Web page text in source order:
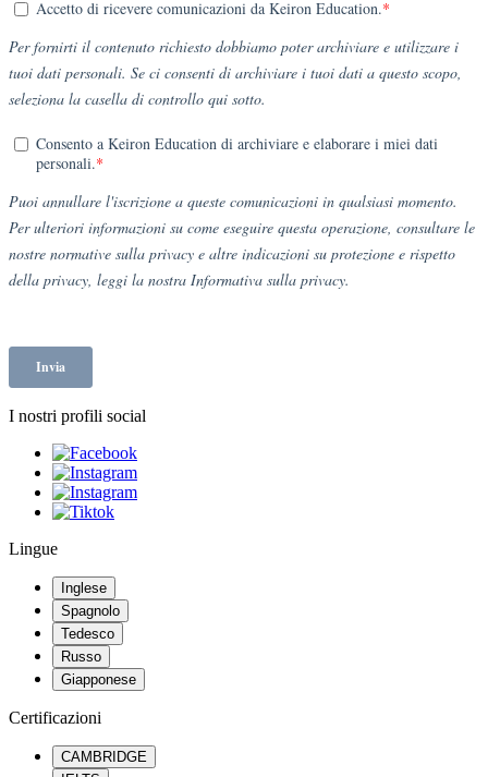
I nostri profili social
Lingue
Inglese
Spagnolo
Tedesco
Russo
Giapponese
Certificazioni
CAMBRIDGE